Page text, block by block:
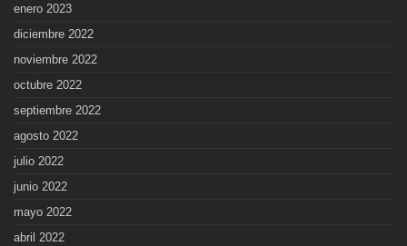
enero 2023
diciembre 2022
noviembre 2022
octubre 2022
septiembre 2022
agosto 2022
julio 2022
junio 2022
mayo 2022
abril 2022